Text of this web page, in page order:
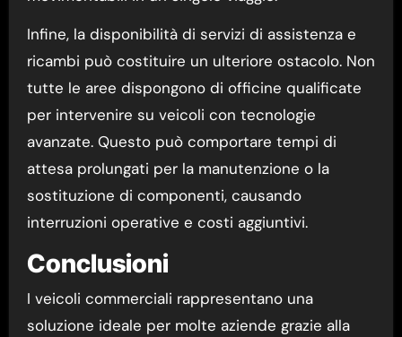
Infine, la disponibilità di servizi di assistenza e
ricambi può costituire un ulteriore ostacolo. Non
tutte le aree dispongono di officine qualificate
per intervenire su veicoli con tecnologie
avanzate. Questo può comportare tempi di
attesa prolungati per la manutenzione o la
sostituzione di componenti, causando
interruzioni operative e costi aggiuntivi.
Conclusioni
I veicoli commerciali rappresentano una
soluzione ideale per molte aziende grazie alla